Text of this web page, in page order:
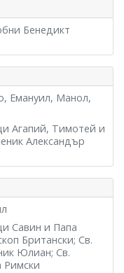
Бенедикт
Емануил, Манол,
Агапий, Тимотей и
Александър
Савин и Папа
Британски; Св.
Юлиан; Св.
Римски